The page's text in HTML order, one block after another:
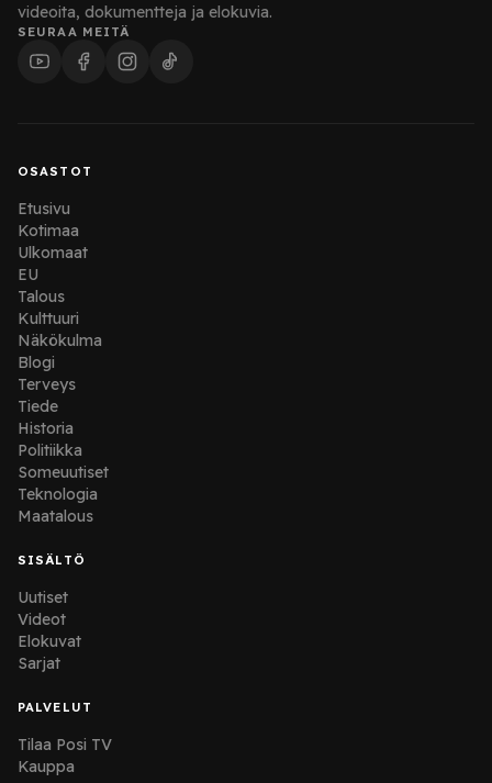
videoita, dokumentteja ja elokuvia.
SEURAA MEITÄ
OSASTOT
Etusivu
Kotimaa
Ulkomaat
EU
Talous
Kulttuuri
Näkökulma
Blogi
Terveys
Tiede
Historia
Politiikka
Someuutiset
Teknologia
Maatalous
SISÄLTÖ
Uutiset
Videot
Elokuvat
Sarjat
PALVELUT
Tilaa Posi TV
Kauppa